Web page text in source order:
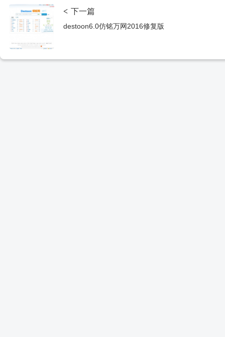
< 下一篇
destoon6.0仿铭万网2016修复版